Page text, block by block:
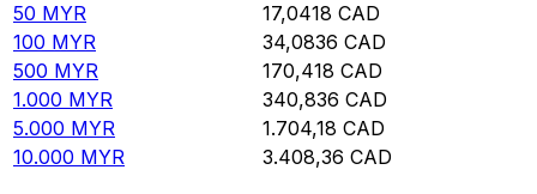
50 MYR 17,0418 CAD
100 MYR 34,0836 CAD
500 MYR 170,418 CAD
1.000 MYR 340,836 CAD
5.000 MYR 1.704,18 CAD
10.000 MYR 3.408,36 CAD